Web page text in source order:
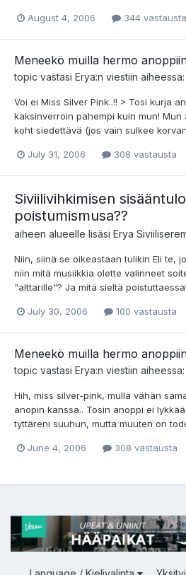
August 4, 2006 344 vastausta
Meneekö muilla hermo
topic vastasi Erya:n viestiin aiheessa:
Voi ei Miss Silver Pink..!! > Tosi kurja
kaksinverroin pahempi kuin mun!
koht siedettävä (jos vain sulkee
July 31, 2006 308 vastausta
Siviilivihkimisen
poistumismusa??
aiheen alueelle lisäsi Erya
Niin, siinä se oikeastaan tulikin Eli te,
niin mitä musiikkia olette valinneet
"alttarille"? Ja mitä sieltä
July 30, 2006 100 vastausta
Meneekö muilla hermo
topic vastasi Erya:n viestiin aiheessa:
Hih, miss silver-pink, mulla vähän
anopin kanssa.. Tosin anoppi ei
tyttäreni suuhun, mutta muuten on
June 4, 2006 308 vastausta